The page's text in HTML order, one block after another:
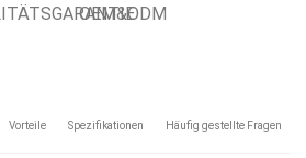
OEM&ODM
Vorteile Spezifikationen Häufig gestellte Fragen